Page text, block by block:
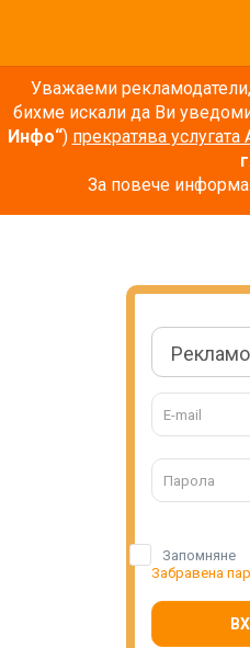
Уважаеми
бихме искали да Ви
Инфо“) прекратява услугата
г.
За повече
Запомняне
Забравена